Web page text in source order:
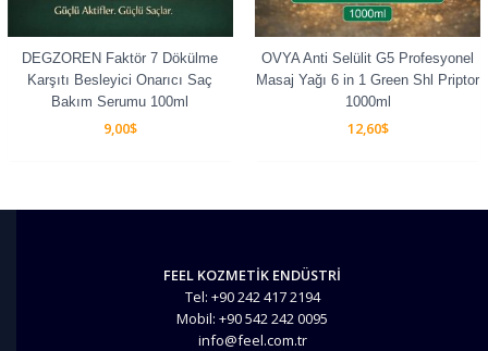
DEGZOREN Faktör 7 Dökülme
Karşıtı Besleyici Onarıcı Saç
Bakım Serumu 100ml
9,00$
OVYA Anti Selülit G5 Profesyonel
Masaj Yağı 6 in 1 Green Shl Priptor
1000ml
12,60$
FEEL KOZMETİK ENDÜSTRİ
Tel: +90 242 417 2194
Mobil: +90 542 242 0095
info@feel.com.tr